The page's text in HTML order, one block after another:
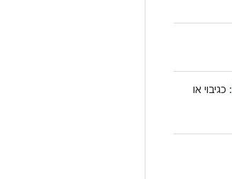
: כגיבוי או